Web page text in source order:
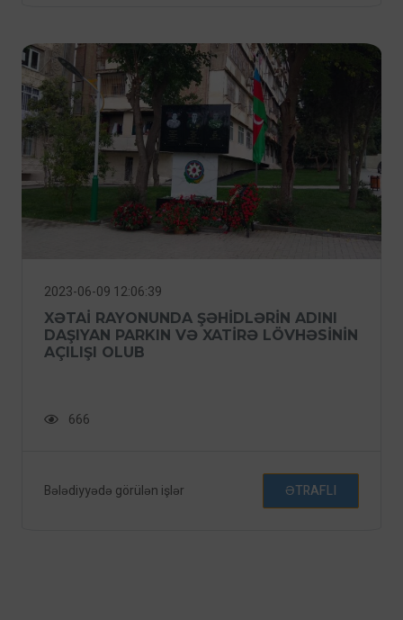
2023-06-09 12:06:39
XƏTAI RAYONUNDA ŞƏHIDLƏRIN ADINI
DAŞIYAN PARKIN VƏ XATIRƏ LÖVHƏSININ
AÇILIŞI OLUB
666
Bələdiyyədə görülən işlər ƏTRAFLI